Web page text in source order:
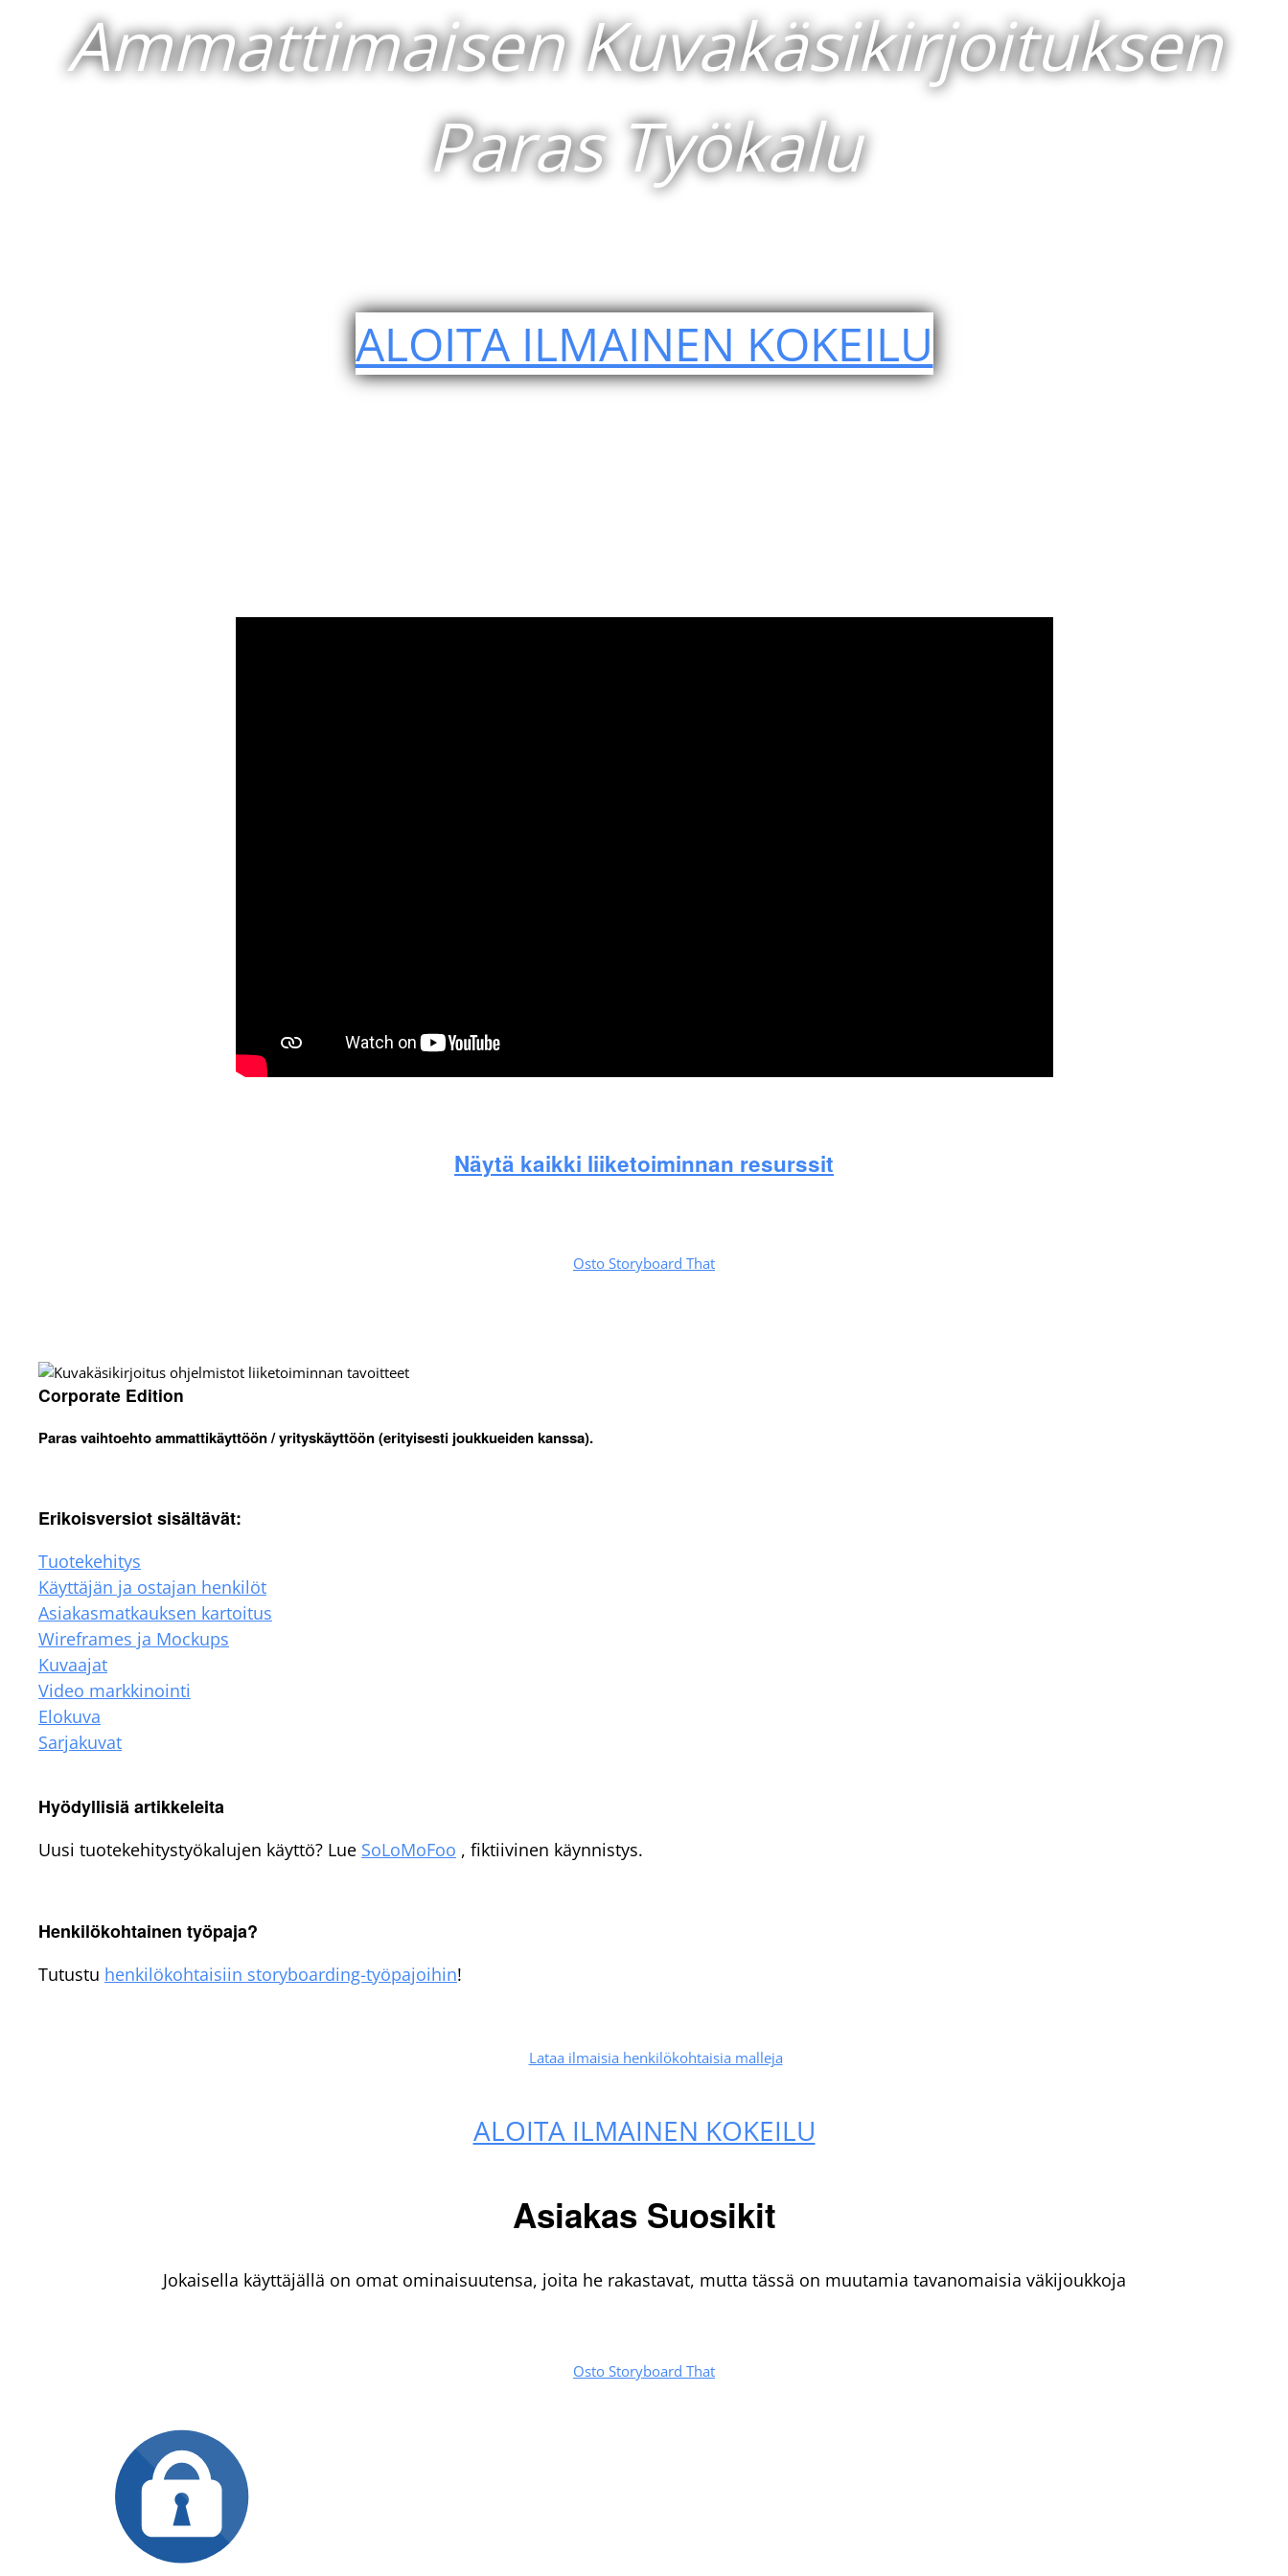
Ammattimaisen Kuvakäsikirjoituksen
Paras Työkalu
ALOITA ILMAINEN KOKEILU
Näytä kaikki liiketoiminnan resurssit
Osto Storyboard That
Corporate Edition
Paras vaihtoehto ammattikäyttöön / yrityskäyttöön (erityisesti joukkueiden kanssa).
Erikoisversiot sisältävät:
Tuotekehitys
Käyttäjän ja ostajan henkilöt
Asiakasmatkauksen kartoitus
Wireframes ja Mockups
Kuvaajat
Video markkinointi
Elokuva
Sarjakuvat
Hyödyllisiä artikkeleita
Uusi tuotekehitystyökalujen käyttö? Lue SoLoMoFoo , fiktiivinen käynnistys.
Henkilökohtainen työpaja?
Tutustu henkilökohtaisiin storyboarding-työpajoihin!
Lataa ilmaisia henkilökohtaisia malleja
ALOITA ILMAINEN KOKEILU
Asiakas Suosikit
Jokaisella käyttäjällä on omat ominaisuutensa, joita he rakastavat, mutta tässä on muutamia tavanomaisia väkijoukkoja
Osto Storyboard That